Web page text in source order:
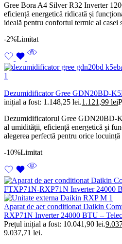
Gree Bora A4 Silver R32 Inverter
eficiență energetică ridicată și
ideală pentru confortul termic al casei
-2%Limitat
Dezumidificator Gree GDN20BD-
inițial a fost: 1.148,25 lei.1.121,99 lei
Dezumidificatorul Gree GDN20BD-
al umidității, eficiență energetică și
alegerea perfectă pentru orice locuință
-10%Limitat
Aparat de aer conditionat Daikin
RXP71N Inverter 24000 BTU –
Prețul inițial a fost: 10.041,90 lei.
9.037,71 lei.